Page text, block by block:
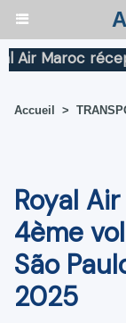
Maroc
Accueil >
Royal
4ème
São
2025